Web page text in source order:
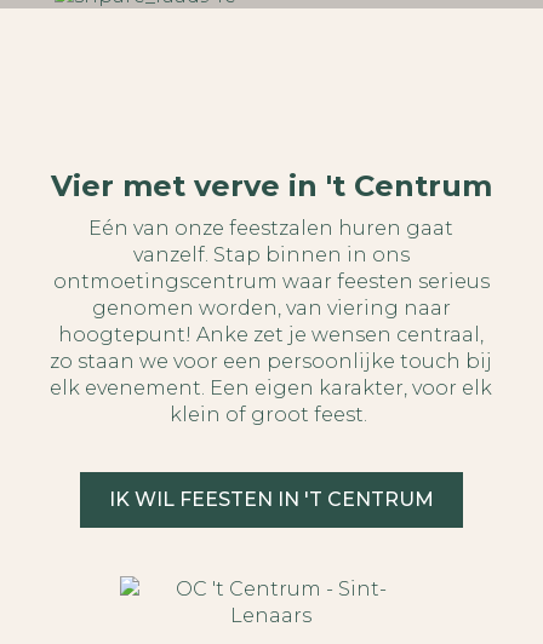
Vier met verve in 't Centrum
Eén van onze feestzalen huren gaat
vanzelf. Stap binnen in ons
ontmoetingscentrum waar feesten serieus
genomen worden, van viering naar
hoogtepunt! Anke zet je wensen centraal,
zo staan we voor een persoonlijke touch bij
elk evenement. Een eigen karakter, voor elk
klein of groot feest.
IK WIL FEESTEN IN 'T CENTRUM